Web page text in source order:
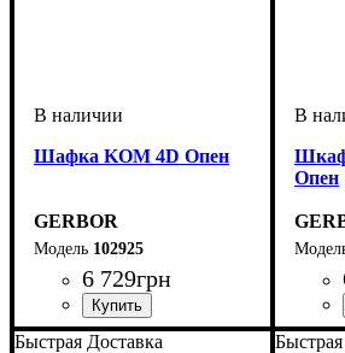
Шафка KOM 4D Опен
GERBOR
102925
6 729грн
Шкаф
Опен
Быстрая Доставка